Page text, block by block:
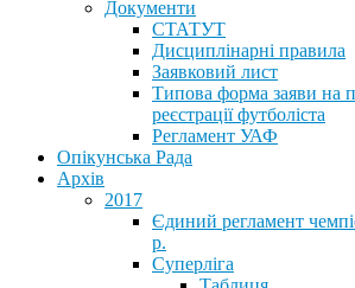
Документи
СТАТУТ
Дисциплінарні правила
Заявковий лист
Типова форма заяви на
реєстрації футболіста
Регламент УАФ
Опікунська Рада
Архів
2017
Єдиний регламент
р.
Суперліга